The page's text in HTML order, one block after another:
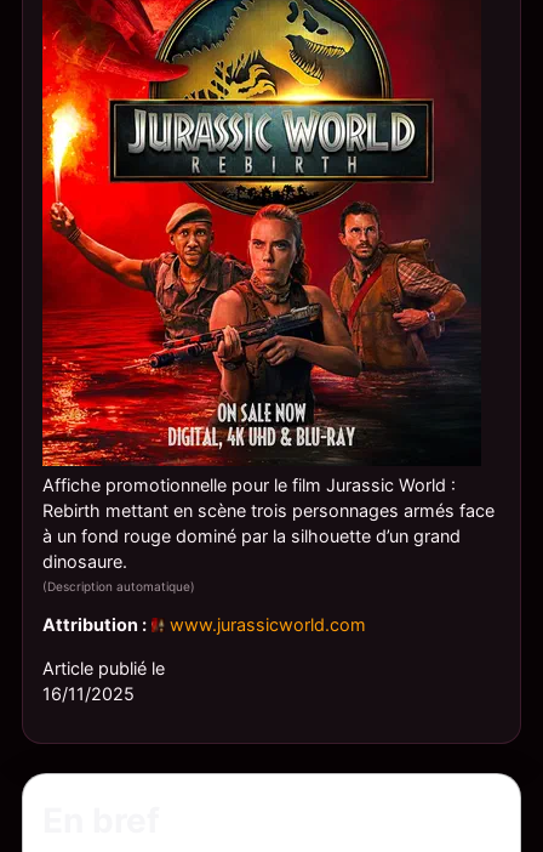
Affiche promotionnelle pour le film Jurassic World :
Rebirth mettant en scène trois personnages armés face
à un fond rouge dominé par la silhouette d’un grand
dinosaure.
(Description automatique)
Attribution : www.jurassicworld.com
Article publié le
16/11/2025